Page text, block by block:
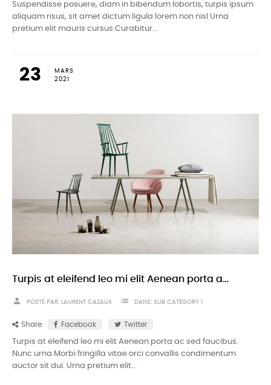
MARS
23 2021
Suspendisse posuere, diam in bibendum lobortis, turpis ipsum
aliquam risus, sit amet dictum ligula lorem non nisl Urna
pretium elit mauris cursus Curabitur...
Turpis at eleifend leo mi elit Aenean porta ac sed faucibus
Share Facebook Twitter
person POSTÉ PAR: LAURENT CAZAUX list DANS: SUB CATEGORY 1
Turpis at eleifend leo mi elit Aenean porta ac sed faucibus.
Nunc urna Morbi fringilla vitae orci convallis condimentum
auctor sit dui. Urna pretium elit...